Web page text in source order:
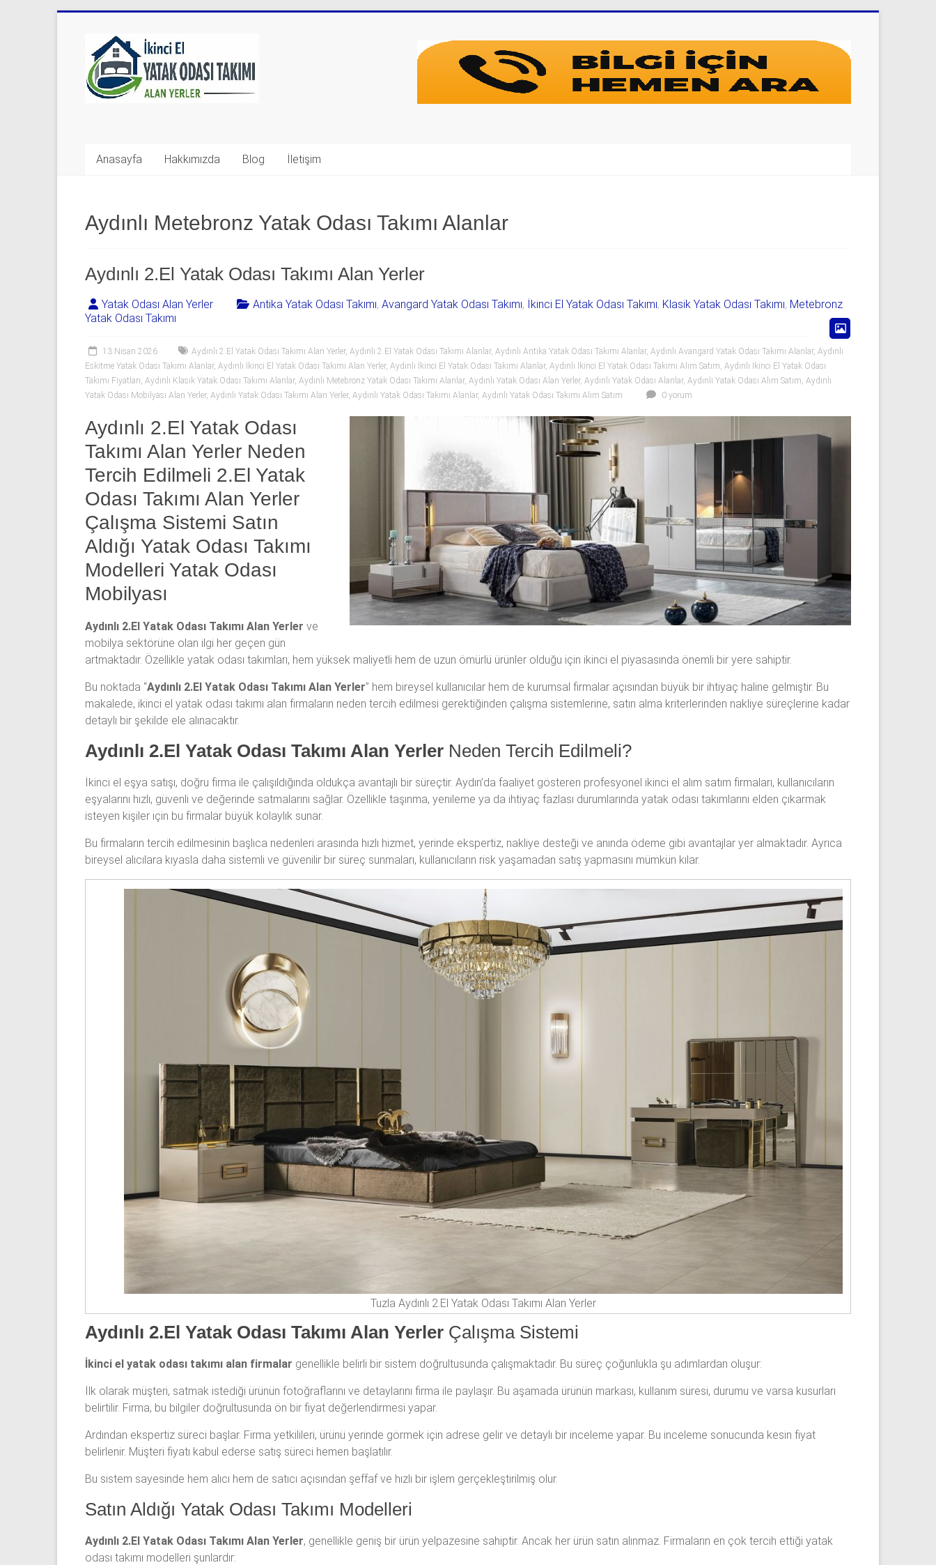
Yatak
Odası
Takımı
Yerler
0
542
541
06
06
|
Yıldız
Spot
Yatak
odası
alan
yerler
olarak
2.el
yatak
odası,
Klasik
yatak
odası,
yatak
odası,
Antika
odası
ve
Metebronz
odası
takımı
alınmaktadır.
Anasayfa Hakkımızda Blog İletişim
Aydınlı Metebronz Yatak Odası Takımı Alanlar
Aydınlı 2.El Yatak Odası Takımı Alan Yerler
Yatak Odası Alan Yerler Antika Yatak Odası Takımı, Avangard Yatak Odası Takımı, İkinci El Yatak Odası Takımı, Klasik Yatak Odası Takımı, Metebronz
Yatak Odası Takımı
13 Nisan 2026 Aydınlı 2.El Yatak Odası Takımı Alan Yerler, Aydınlı 2.El Yatak Odası Takımı Alanlar, Aydınlı Antika Yatak Odası Takımı Alanlar, Aydınlı Avangard Yatak Odası Takımı Alanlar, Aydınlı
Eskitme Yatak Odası Takımı Alanlar, Aydınlı İkinci El Yatak Odası Takımı Alan Yerler, Aydınlı İkinci El Yatak Odası Takımı Alanlar, Aydınlı İkinci El Yatak Odası Takımı Alım Satım, Aydınlı İkinci El Yatak Odası
Takımı Fiyatları, Aydınlı Klasik Yatak Odası Takımı Alanlar, Aydınlı Metebronz Yatak Odası Takımı Alanlar, Aydınlı Yatak Odası Alan Yerler, Aydınlı Yatak Odası Alanlar, Aydınlı Yatak Odası Alım Satım, Aydınlı
Yatak Odası Mobilyası Alan Yerler, Aydınlı Yatak Odası Takımı Alan Yerler, Aydınlı Yatak Odası Takımı Alanlar, Aydınlı Yatak Odası Takımı Alım Satım 0 yorum
Aydınlı 2.El Yatak Odası
Takımı Alan Yerler Neden
Tercih Edilmeli 2.El Yatak
Odası Takımı Alan Yerler
Çalışma Sistemi Satın
Aldığı Yatak Odası Takımı
Modelleri Yatak Odası
Mobilyası
Aydınlı 2.El Yatak Odası Takımı Alan Yerler ve
mobilya sektörüne olan ilgi her geçen gün
artmaktadır. Özellikle yatak odası takımları, hem yüksek maliyetli hem de uzun ömürlü ürünler olduğu için ikinci el piyasasında önemli bir yere sahiptir.
Bu noktada “Aydınlı 2.El Yatak Odası Takımı Alan Yerler” hem bireysel kullanıcılar hem de kurumsal firmalar açısından büyük bir ihtiyaç haline gelmiştir. Bu
makalede, ikinci el yatak odası takımı alan firmaların neden tercih edilmesi gerektiğinden çalışma sistemlerine, satın alma kriterlerinden nakliye süreçlerine kadar
detaylı bir şekilde ele alınacaktır.
Aydınlı 2.El Yatak Odası Takımı Alan Yerler Neden Tercih Edilmeli?
İkinci el eşya satışı, doğru firma ile çalışıldığında oldukça avantajlı bir süreçtir. Aydın’da faaliyet gösteren profesyonel ikinci el alım satım firmaları, kullanıcıların
eşyalarını hızlı, güvenli ve değerinde satmalarını sağlar. Özellikle taşınma, yenileme ya da ihtiyaç fazlası durumlarında yatak odası takımlarını elden çıkarmak
isteyen kişiler için bu firmalar büyük kolaylık sunar.
Bu firmaların tercih edilmesinin başlıca nedenleri arasında hızlı hizmet, yerinde ekspertiz, nakliye desteği ve anında ödeme gibi avantajlar yer almaktadır. Ayrıca
bireysel alıcılara kıyasla daha sistemli ve güvenilir bir süreç sunmaları, kullanıcıların risk yaşamadan satış yapmasını mümkün kılar.
Tuzla Aydınlı 2.El Yatak Odası Takımı Alan Yerler
Aydınlı 2.El Yatak Odası Takımı Alan Yerler Çalışma Sistemi
İkinci el yatak odası takımı alan firmalar genellikle belirli bir sistem doğrultusunda çalışmaktadır. Bu süreç çoğunlukla şu adımlardan oluşur:
İlk olarak müşteri, satmak istediği ürünün fotoğraflarını ve detaylarını firma ile paylaşır. Bu aşamada ürünün markası, kullanım süresi, durumu ve varsa kusurları
belirtilir. Firma, bu bilgiler doğrultusunda ön bir fiyat değerlendirmesi yapar.
Ardından ekspertiz süreci başlar. Firma yetkilileri, ürünü yerinde görmek için adrese gelir ve detaylı bir inceleme yapar. Bu inceleme sonucunda kesin fiyat
belirlenir. Müşteri fiyatı kabul ederse satış süreci hemen başlatılır.
Bu sistem sayesinde hem alıcı hem de satıcı açısından şeffaf ve hızlı bir işlem gerçekleştirilmiş olur.
Satın Aldığı Yatak Odası Takımı Modelleri
Aydınlı 2.El Yatak Odası Takımı Alan Yerler, genellikle geniş bir ürün yelpazesine sahiptir. Ancak her ürün satın alınmaz. Firmaların en çok tercih ettiği yatak
odası takımı modelleri şunlardır: